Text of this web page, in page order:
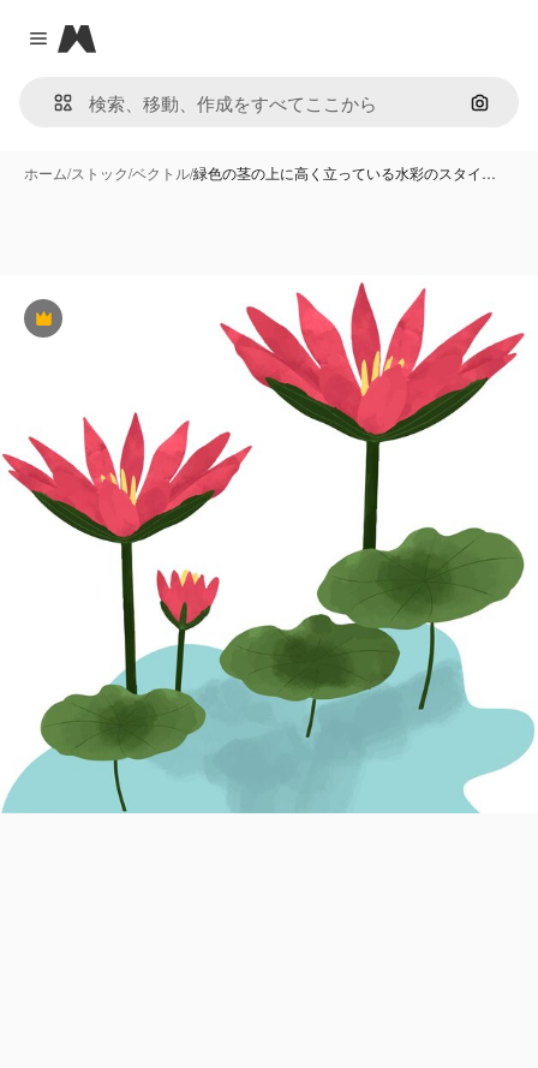
Close menu
Magnific
画像で
ホーム/ストック/ベクトル/緑色の茎の上に高く立っている水彩のスタイ…
Premium